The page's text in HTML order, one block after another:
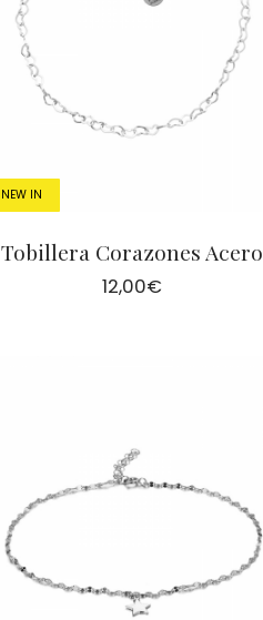
NEW IN
Tobillera Corazones Acero
12,00€